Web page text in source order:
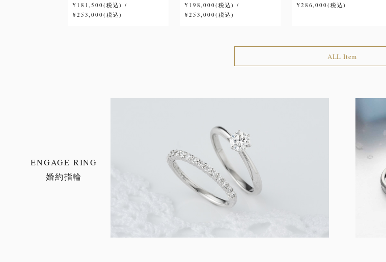
¥181,500(税込) /
¥253,000(税込)
¥198,000(税込) /
¥253,000(税込)
¥286,000(税込)
ALL Item
ENGAGE RING
婚約指輪